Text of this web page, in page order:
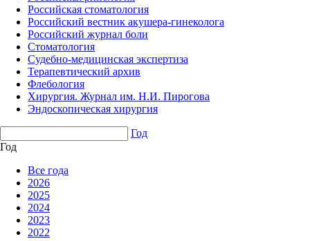
Российская стоматология
Российский вестник акушера-гинеколога
Российский журнал боли
Стоматология
Судебно-медицинская экспертиза
Терапевтический архив
Флебология
Хирургия. Журнал им. Н.И. Пирогова
Эндоскопическая хирургия
Год
Год
Все года
2026
2025
2024
2023
2022